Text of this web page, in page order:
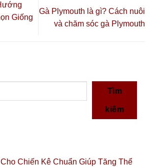
Giống
Gà Plymouth là gì? Cách nuôi
và chăm sóc gà Plymouth
Tìm
kiếm
Chiến Kê Chuẩn Giúp Tăng Thể